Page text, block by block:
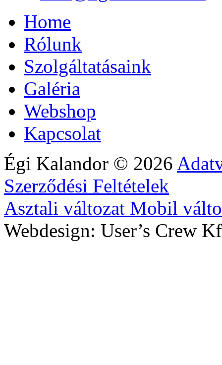
Home
Rólunk
Szolgáltatásaink
Galéria
Webshop
Kapcsolat
Égi Kalandor © 2026
Szerződési Feltételek
Asztali változat Mobil
Webdesign: User’s Crew